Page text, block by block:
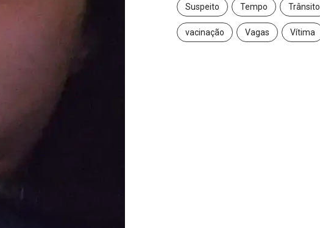
Suspeito Tempo Trânsito
vacinação Vagas Vítima